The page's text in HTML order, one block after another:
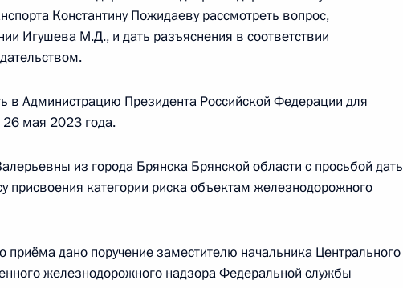
данные по результатам личного приёма, проведённого
водного управления Федерального агентства водных
в Приёмной Президента Российской Федерации
пятница
по поручению Президента Российской Федерации
Константину Пожидаеву рассмотреть вопрос,
Игушева М.Д., и дать разъяснения в соответствии
в Администрацию Президента Российской Федерации для
26 мая 2023 года.
из города Брянска Брянской области с просьбой дать
присвоения категории риска объектам железнодорожного
приёма дано поручение заместителю начальника Центрального
железнодорожного надзора Федеральной службы